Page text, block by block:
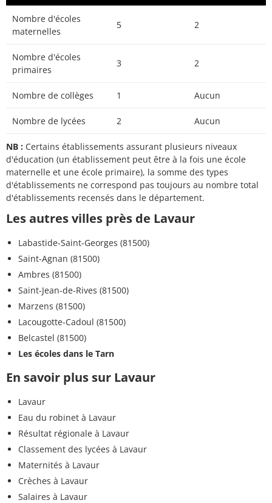
Nombre d'écoles
maternelles
5 2
Nombre d'écoles
primaires
3 2
Nombre de collèges 1 Aucun
Nombre de lycées 2 Aucun
NB : Certains établissements assurant plusieurs niveaux
d'éducation (un établissement peut être à la fois une école
maternelle et une école primaire), la somme des types
d'établissements ne correspond pas toujours au nombre total
d'établissements recensés dans le département.
Les autres villes près de Lavaur
Labastide-Saint-Georges (81500)
Saint-Agnan (81500)
Ambres (81500)
Saint-Jean-de-Rives (81500)
Marzens (81500)
Lacougotte-Cadoul (81500)
Belcastel (81500)
Les écoles dans le Tarn
En savoir plus sur Lavaur
Lavaur
Eau du robinet à Lavaur
Résultat régionale à Lavaur
Classement des lycées à Lavaur
Maternités à Lavaur
Crèches à Lavaur
Salaires à Lavaur